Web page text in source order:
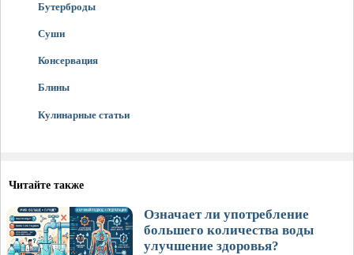
Бутерброды
Суши
Консервация
Блины
Кулинарные статьи
Читайте также
Означает ли употребление
большего количества воды
улучшение здоровья?